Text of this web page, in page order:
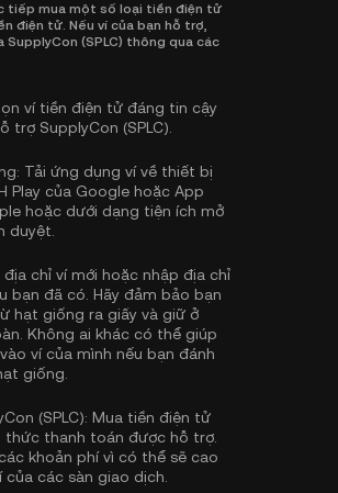
tiếp mua một số loại tiền điện tử
điện tử. Nếu ví của bạn hỗ trợ,
SupplyCon (SPLC) thông qua các
ví tiền điện tử đáng tin cậy
trợ SupplyCon (SPLC).
Tải ứng dụng ví về thiết bị
Play của Google hoặc App
hoặc dưới dạng tiện ích mở
duyệt.
địa chỉ ví mới hoặc nhập địa chỉ
bạn đã có. Hãy đảm bảo bạn
hạt giống ra giấy và giữ ở
Không ai khác có thể giúp
ví của mình nếu bạn đánh
giống.
(SPLC): Mua tiền điện tử
thức thanh toán được hỗ trợ.
khoản phí vì có thể sẽ cao
của các sàn giao dịch.